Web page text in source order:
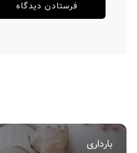
بارداری